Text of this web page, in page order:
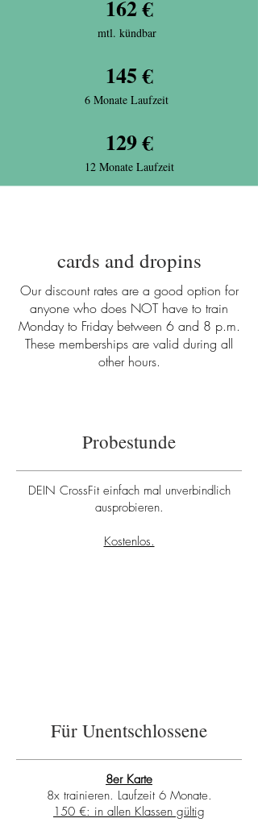
162 €
mtl. kündbar
145 €
6 Monate Laufzeit
129 €
12 Monate Laufzeit
cards and dropins
Our discount rates are a good option for
anyone who does NOT have to train
Monday to Friday between 6 and 8 p.m.
These memberships are valid during all
other hours.
Probestunde
DEIN CrossFit einfach mal unverbindlich
ausprobieren.
Kostenlos.
Für Unentschlossene
8er Karte
8x trainieren. Laufzeit 6 Monate.
150 €: in allen Klassen gültig